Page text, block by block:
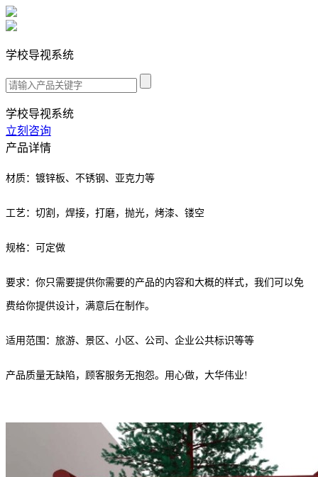
学校导视系统
学校导视系统
立刻咨询
产品详情
材质：镀锌板、不锈钢、亚克力等
工艺：切割，焊接，打磨，抛光，烤漆、镂空
规格：可定做
要求：你只需要提供你需要的产品的内容和大概的样式，我们可以免
费给你提供设计，满意后在制作。
适用范围：旅游、景区、小区、公司、企业公共标识等等
产品质量无缺陷，顾客服务无抱怨。用心做，大华伟业!